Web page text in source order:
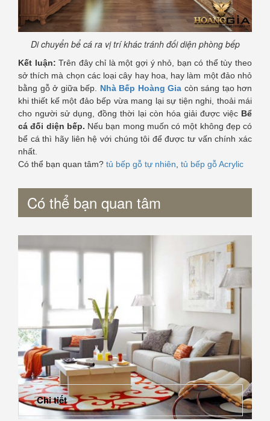
Di chuyển bể cá ra vị trí khác tránh đối diện phòng bếp
Kết luận: Trên đây chỉ là một gợi ý nhỏ, bạn có thể tùy theo
sở thích mà chọn các loại cây hay hoa, hay làm một đảo nhỏ
bằng gỗ ở giữa bếp. Nhà Bếp Hoàng Gia còn sáng tạo hơn
khi thiết kế một đảo bếp vừa mang lại sự tiện nghi, thoải mái
cho người sử dụng, đồng thời lại còn hóa giải được việc Bể
cá đối diện bếp. Nếu bạn mong muốn có một không đẹp có
bể cá thì hãy liên hệ với chúng tôi để được tư vấn chính xác
nhất.
Có thể bạn quan tâm? tủ bếp gỗ tự nhiên, tủ bếp gỗ Acrylic
Có thể bạn quan tâm
Chi tiết